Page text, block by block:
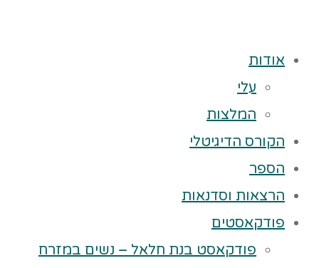
אודות
עלי
המלצות
הקורס הדיגיטלי
הספר
הרצאות וסדנאות
פודקאסטים
פודקאסט בנת חלאל – נשים במזרח